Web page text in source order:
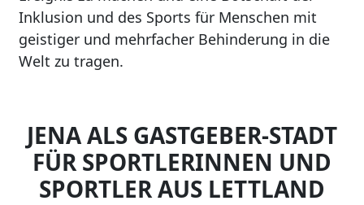
Inklusion und des Sports für Menschen mit
geistiger und mehrfacher Behinderung in die
Welt zu tragen.
JENA ALS GASTGEBER-STADT
FÜR SPORTLERINNEN UND
SPORTLER AUS LETTLAND